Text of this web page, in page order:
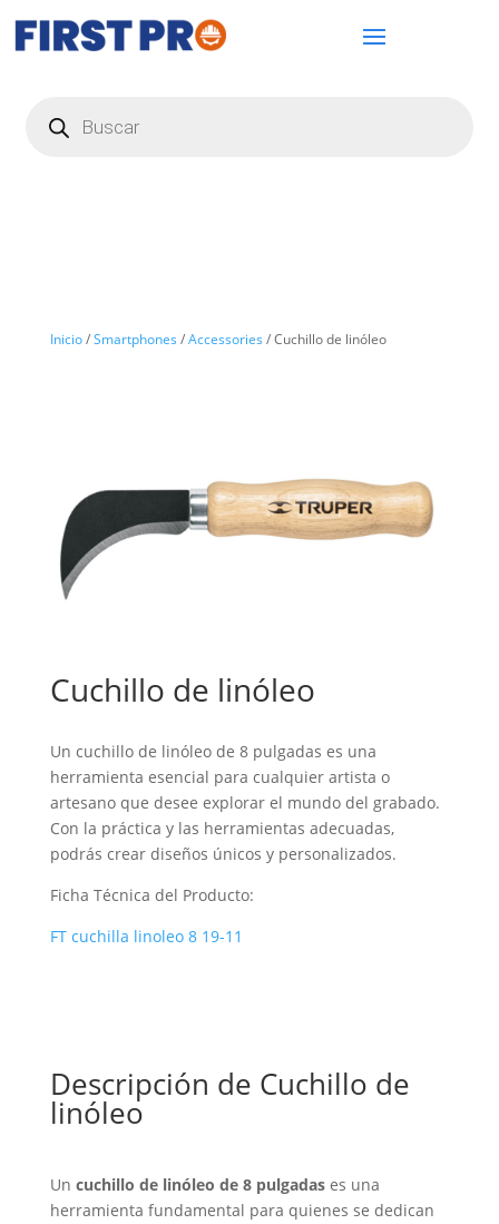
productos
Inicio/Smartphones /Accessories / Cuchillo de linóleo
Cuchillo de linóleo
Un cuchillo de linóleo de 8 pulgadas es una
herramienta esencial para cualquier artista o
artesano que desee explorar el mundo del grabado.
Con la práctica y las herramientas adecuadas,
podrás crear diseños únicos y personalizados.
Ficha Técnica del Producto:
FT cuchilla linoleo 8 19-11
Descripción de Cuchillo de
linóleo
Un cuchillo de linóleo de 8 pulgadases una
herramienta fundamental para quienes se dedican